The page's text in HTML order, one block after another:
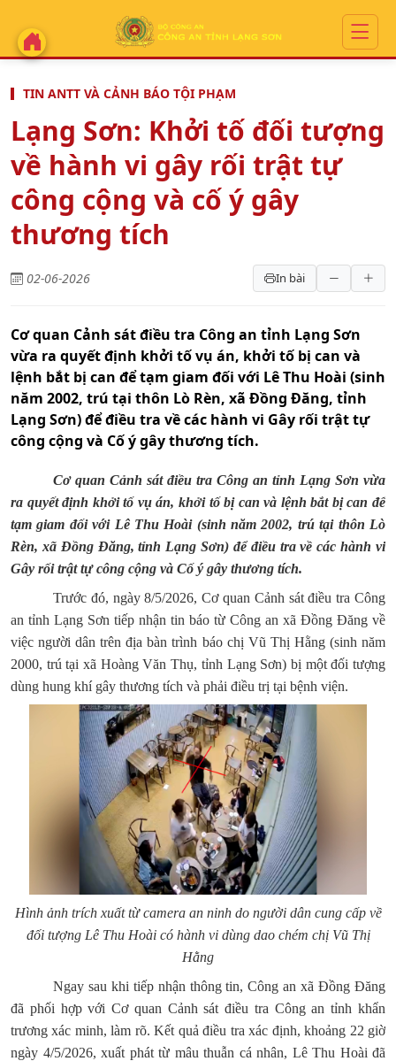
TIN ANTT VÀ CẢNH BÁO TỘI PHẠM
Lạng Sơn: Khởi tố đối tượng
về hành vi gây rối trật tự
công cộng và cố ý gây
thương tích
02-06-2026 In bài
Cơ quan Cảnh sát điều tra Công an tỉnh Lạng Sơn
vừa ra quyết định khởi tố vụ án, khởi tố bị can và
lệnh bắt bị can để tạm giam đối với Lê Thu Hoài (sinh
năm 2002, trú tại thôn Lò Rèn, xã Đồng Đăng, tỉnh
Lạng Sơn) để điều tra về các hành vi Gây rối trật tự
công cộng và Cố ý gây thương tích.
Cơ quan Cảnh sát điều tra Công an tỉnh Lạng Sơn vừa
ra quyết định khởi tố vụ án, khởi tố bị can và lệnh bắt bị can để
tạm giam đối với Lê Thu Hoài (sinh năm 2002, trú tại thôn Lò
Rèn, xã Đồng Đăng, tỉnh Lạng Sơn) để điều tra về các hành vi
Gây rối trật tự công cộng và Cố ý gây thương tích.
Trước đó, ngày 8/5/2026, Cơ quan Cảnh sát điều tra Công
an tỉnh Lạng Sơn tiếp nhận tin báo từ Công an xã Đồng Đăng về
việc người dân trên địa bàn trình báo chị Vũ Thị Hằng (sinh năm
2000, trú tại xã Hoàng Văn Thụ, tỉnh Lạng Sơn) bị một đối tượng
dùng hung khí gây thương tích và phải điều trị tại bệnh viện.
Hình ảnh trích xuất từ camera an ninh do người dân cung cấp về
đối tượng Lê Thu Hoài có hành vi dùng dao chém chị Vũ Thị
Hằng
Ngay sau khi tiếp nhận thông tin, Công an xã Đồng Đăng
đã phối hợp với Cơ quan Cảnh sát điều tra Công an tỉnh khẩn
trương xác minh, làm rõ. Kết quả điều tra xác định, khoảng 22 giờ
ngày 4/5/2026, xuất phát từ mâu thuẫn cá nhân, Lê Thu Hoài đã